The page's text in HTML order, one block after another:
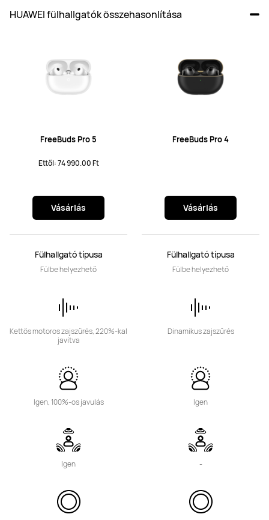
HUAWEI fülhallgatók összehasonlítása
FreeBuds Pro 5
Ettől: 74 990.00 Ft
Vásárlás
Fülhallgató típusa
Fülbe helyezhető
Kettős motoros zajszűrés, 220%-kal
javítva
Igen, 100%-os javulás
Igen
FreeBuds Pro 4
Vásárlás
Fülhallgató típusa
Fülbe helyezhető
Dinamikus zajszűrés
Igen
-